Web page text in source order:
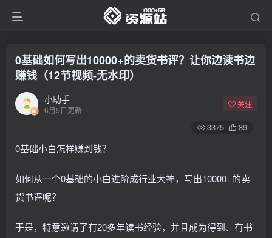
0基础如何写出10000+的卖货书评？让你边读书边
赚钱（12节视频-无水印）
小助手
6月5日更新
关注
3375 89
0基础小白怎样赚到钱？
如何从一个0基础的小白进阶成行业大神，写出10000+的卖
货书评呢？
于是，特意邀请了有20多年读书经验，并且成为得到、有书